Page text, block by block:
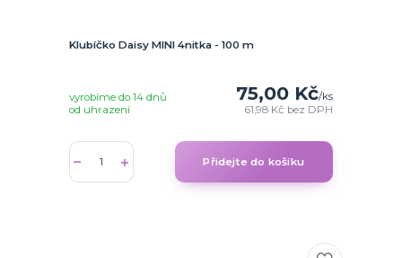
Klubíčko Daisy MINI 4nitka - 100 m
75,00 Kč/ks
61,98 Kč bez DPH
vyrobíme do 14 dnů
od uhrazení
Přidejte do košíku